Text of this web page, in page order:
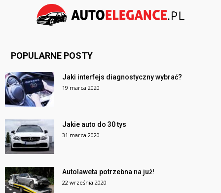
POPULARNE POSTY
Jaki interfejs diagnostyczny wybrać?
19 marca 2020
Jakie auto do 30 tys
31 marca 2020
Autolaweta potrzebna na już!
22 września 2020